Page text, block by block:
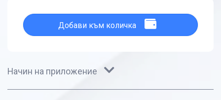
Добави към количка
Начин на приложение